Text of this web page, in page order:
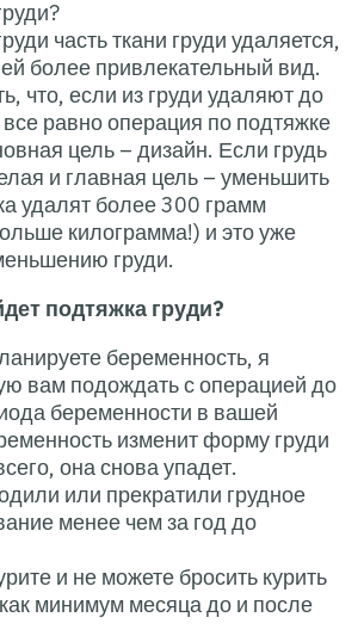
При подтяжке груди часть
чтобы придать ей более
Принято считать, что, если
300 грамм, это все равно
груди, ведь основная цель –
большая и тяжелая и
ее, то наверняка удалят
(иногда даже больше
операция по уменьшению
Кому не подойдет
Если вы планируете
рекомендую вам
конца периода
жизни. Беременность
и, скорее всего, она
Если вы родили или
вскармливание менее
Если вы курите и не
в течение как минимум